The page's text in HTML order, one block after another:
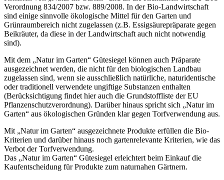
Verordnung 834/2007 bzw. 889/2008. In der Bio-Landwirtschaft
sind einige sinnvolle ökologische Mittel für den Garten und
Grünraumbereich nicht zugelassen (z.B. Essigsäurepräparate gegen
Beikräuter, da diese in der Landwirtschaft auch nicht notwendig
sind).
Mit dem „Natur im Garten“ Gütesiegel können auch Präparate
ausgezeichnet werden, die nicht für den biologischen Landbau
zugelassen sind, wenn sie ausschließlich natürliche, naturidentische
oder traditionell verwendete ungiftige Substanzen enthalten
(Berücksichtigung findet hier auch die Grundstoffliste der EU
Pflanzenschutzverordnung). Darüber hinaus spricht sich „Natur im
Garten“ aus ökologischen Gründen klar gegen Torfverwendung aus.
Mit „Natur im Garten“ ausgezeichnete Produkte erfüllen die Bio-
Kriterien und darüber hinaus noch gartenrelevante Kriterien, wie das
Verbot der Torfverwendung.
Das „Natur im Garten“ Gütesiegel erleichtert beim Einkauf die
Kaufentscheidung für Produkte zum naturnahen Gärtnern.